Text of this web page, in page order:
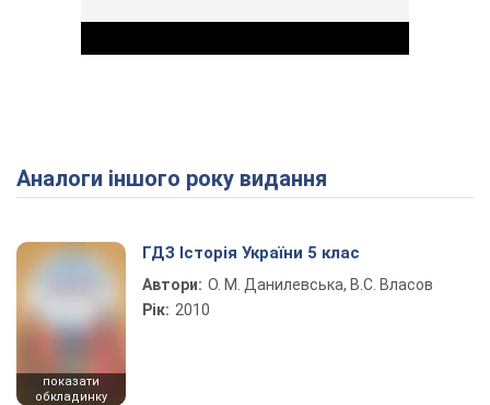
Play Video
Аналоги іншого року видання
показати
обкладинку
ГДЗ Історія України 5 клас
Автори: О. М. Данилевська, В.С. Власов
Рік: 2010